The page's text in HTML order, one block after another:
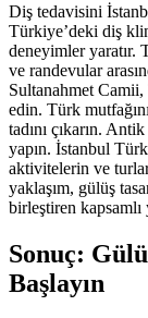
Diş tedavisini
Türkiye’deki diş
deneyimler yaratır.
ve randevular
Sultanahmet
edin. Türk
tadını çıkarın.
yapın. İstanbul
aktivitelerin ve
yaklaşım, gülüş
birleştiren
Sonuç:
Başlayın